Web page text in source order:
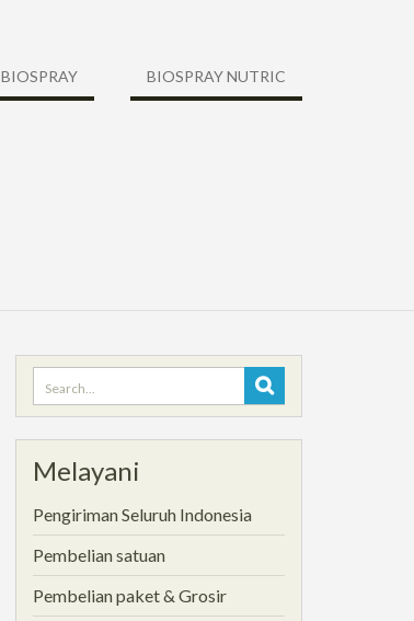
BIOSPRAY BIOSPRAY NUTRIC
Search
for:
Melayani
Pengiriman Seluruh Indonesia
Pembelian satuan
Pembelian paket & Grosir